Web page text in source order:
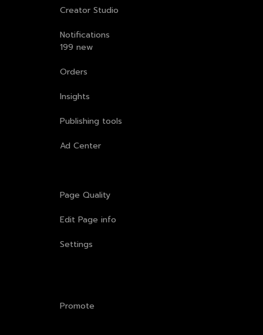
Creator Studio
Notifications
199 new
Orders
Insights
Publishing tools
Ad Center
Page Quality
Edit Page info
Settings
Promote